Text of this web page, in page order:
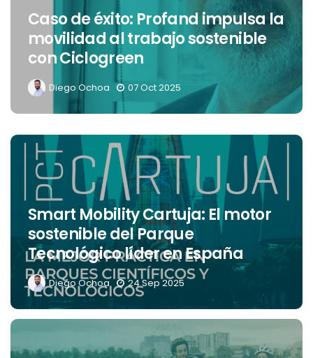
Caso de éxito: Profand impulsa la
movilidad al trabajo sostenible
con Ciclogreen
Diego Ochoa 07 Oct 2025
Smart Mobility Cartuja: El motor
sostenible del Parque
Tecnológico líder en España
Diego Ochoa 24 Sep 2025